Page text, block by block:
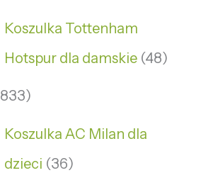
Koszulka Tottenham
Hotspur dla damskie 48
833
Koszulka AC Milan dla
dzieci 36